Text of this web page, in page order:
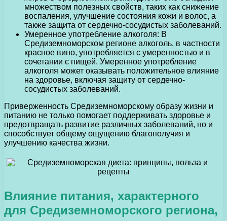
множеством полезных свойств, таких как снижение
воспаления, улучшение состояния кожи и волос, а
также защита от сердечно-сосудистых заболеваний.
Умеренное употребление алкоголя: В
Средиземноморском регионе алкоголь, в частности
красное вино, употребляется с умеренностью и в
сочетании с пищей. Умеренное употребление
алкоголя может оказывать положительное влияние
на здоровье, включая защиту от сердечно-
сосудистых заболеваний.
Приверженность Средиземноморскому образу жизни и
питанию не только помогает поддерживать здоровье и
предотвращать развитие различных заболеваний, но и
способствует общему ощущению благополучия и
улучшению качества жизни.
Влияние питания, характерного
для Средиземноморского региона,